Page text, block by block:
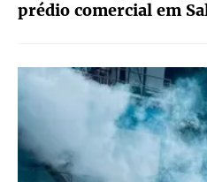
prédio comercial em